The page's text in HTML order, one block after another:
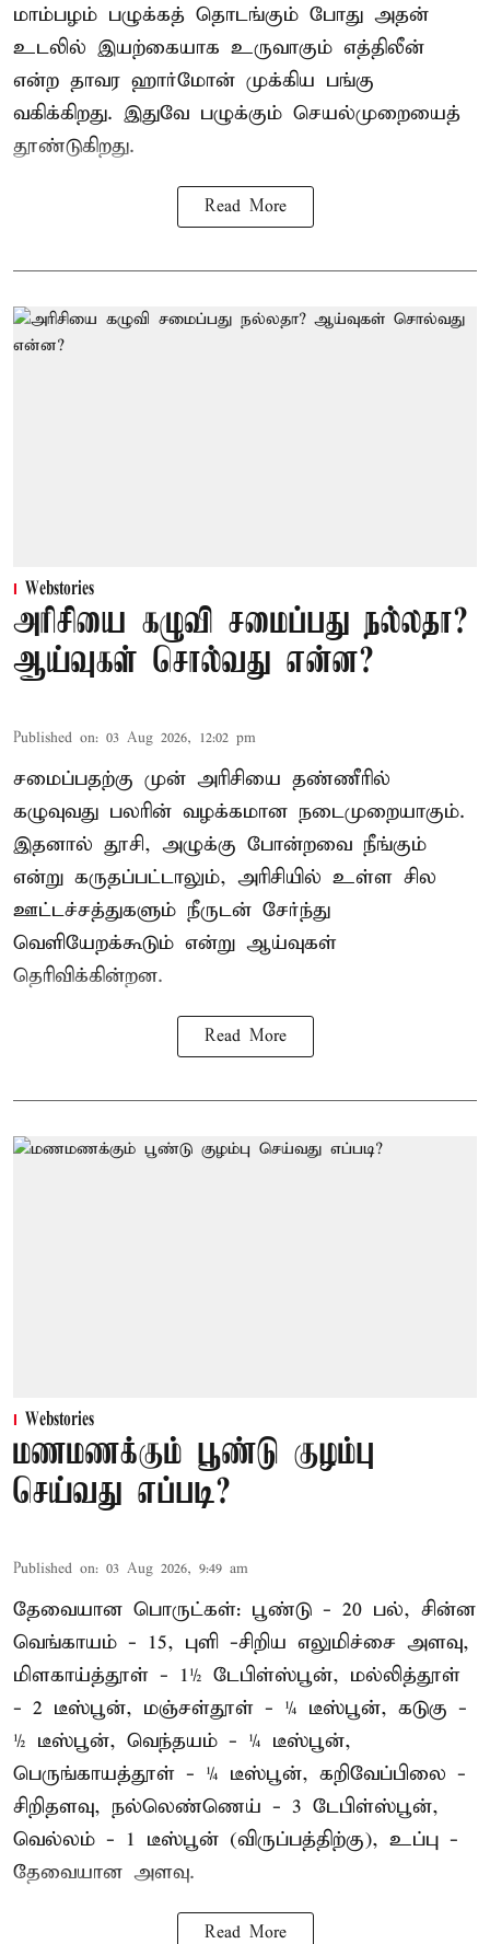
மாம்பழம் பழுக்கத் தொடங்கும் போது அதன்
உடலில் இயற்கையாக உருவாகும் எத்திலீன்
என்ற தாவர ஹார்மோன் முக்கிய பங்கு
வகிக்கிறது. இதுவே பழுக்கும் செயல்முறையைத்
தூண்டுகிறது.
Read More
Webstories
அரிசியை கழுவி சமைப்பது நல்லதா?
ஆய்வுகள் சொல்வது என்ன?
Published on: 03 Aug 2026, 12:02 pm
சமைப்பதற்கு முன் அரிசியை தண்ணீரில்
கழுவுவது பலரின் வழக்கமான நடைமுறையாகும்.
இதனால் தூசி, அழுக்கு போன்றவை நீங்கும்
என்று கருதப்பட்டாலும், அரிசியில் உள்ள சில
ஊட்டச்சத்துகளும் நீருடன் சேர்ந்து
வெளியேறக்கூடும் என்று ஆய்வுகள்
தெரிவிக்கின்றன.
Read More
Webstories
மணமணக்கும் பூண்டு குழம்பு
செய்வது எப்படி?
Published on: 03 Aug 2026, 9:49 am
தேவையான பொருட்கள்: பூண்டு - 20 பல், சின்ன
வெங்காயம் - 15, புளி -சிறிய எலுமிச்சை அளவு,
மிளகாய்த்தூள் - 1½ டேபிள்ஸ்பூன், மல்லித்தூள்
- 2 டீஸ்பூன், மஞ்சள்தூள் - ¼ டீஸ்பூன், கடுகு -
½ டீஸ்பூன், வெந்தயம் - ¼ டீஸ்பூன்,
பெருங்காயத்தூள் - ¼ டீஸ்பூன், கறிவேப்பிலை -
சிறிதளவு, நல்லெண்ணெய் - 3 டேபிள்ஸ்பூன்,
வெல்லம் - 1 டீஸ்பூன் (விருப்பத்திற்கு), உப்பு -
தேவையான அளவு.
Read More